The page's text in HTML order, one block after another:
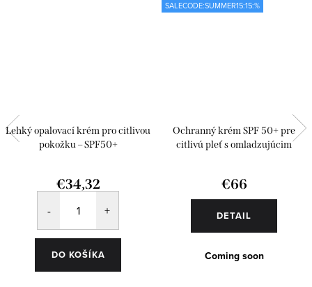
Lehký opalovací krém pro citlivou
pokožku – SPF50+
€34,32
DO KOŠÍKA
SALECODE:SUMMER15:15:%
Ochranný krém SPF 50+ pre
citlivú pleť s omladzujúcim
€66
DETAIL
Coming soon